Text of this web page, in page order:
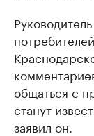
общаться с
станут
заявил он.